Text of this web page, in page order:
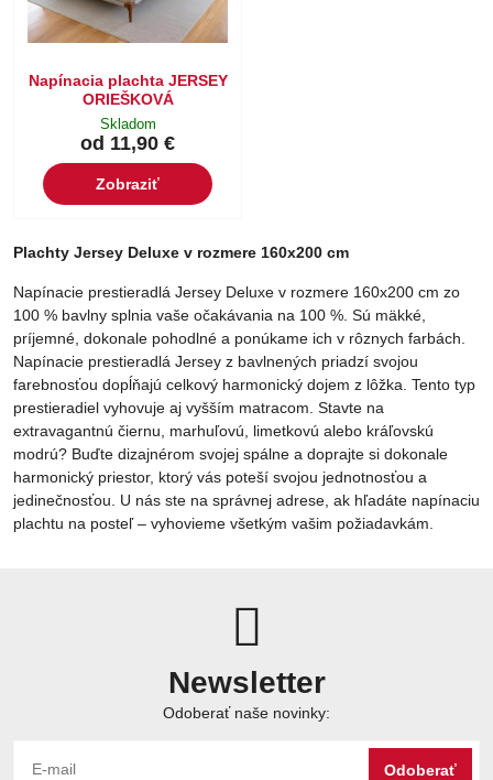
Napínacia plachta JERSEY
ORIEŠKOVÁ
Skladom
od 11,90 €
Zobraziť
Plachty Jersey Deluxe v rozmere 160x200 cm
Napínacie prestieradlá Jersey Deluxe v rozmere 160x200 cm zo
100 % bavlny splnia vaše očakávania na 100 %. Sú mäkké,
príjemné, dokonale pohodlné a ponúkame ich v rôznych farbách.
Napínacie prestieradlá Jersey z bavlnených priadzí svojou
farebnosťou dopĺňajú celkový harmonický dojem z lôžka. Tento typ
prestieradiel vyhovuje aj vyšším matracom. Stavte na
extravagantnú čiernu, marhuľovú, limetkovú alebo kráľovskú
modrú? Buďte dizajnérom svojej spálne a doprajte si dokonale
harmonický priestor, ktorý vás poteší svojou jednotnosťou a
jedinečnosťou. U nás ste na správnej adrese, ak hľadáte napínaciu
plachtu na posteľ – vyhovieme všetkým vašim požiadavkám.
Newsletter
Odoberať naše novinky:
Odoberať